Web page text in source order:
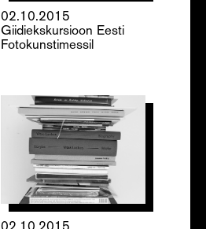
02.10.2015
Giidiekskursioon Eesti
Fotokunstimessil